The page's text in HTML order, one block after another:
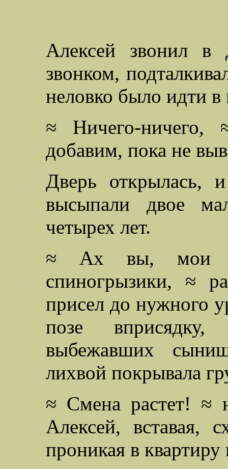
Алексей звонил в
звонком,
неловко было идти
≈ Ничего-
добавим, пока не
Дверь открылась,
высыпали двое
четырех лет.
≈ Ах вы, мои
спиногрызики, ≈
присел до нужного
позе
выбежавших
лихвой покрывала
≈ Смена растет! ≈
Алексей, вставая,
проникая в квартиру